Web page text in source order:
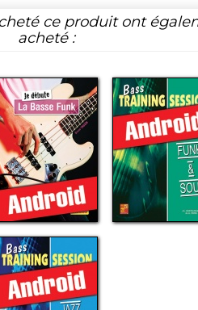
ce produit ont
acheté :